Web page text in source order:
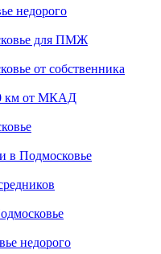
недорого
для ПМЖ
от собственника
км от МКАД
в Подмосковье
недорого